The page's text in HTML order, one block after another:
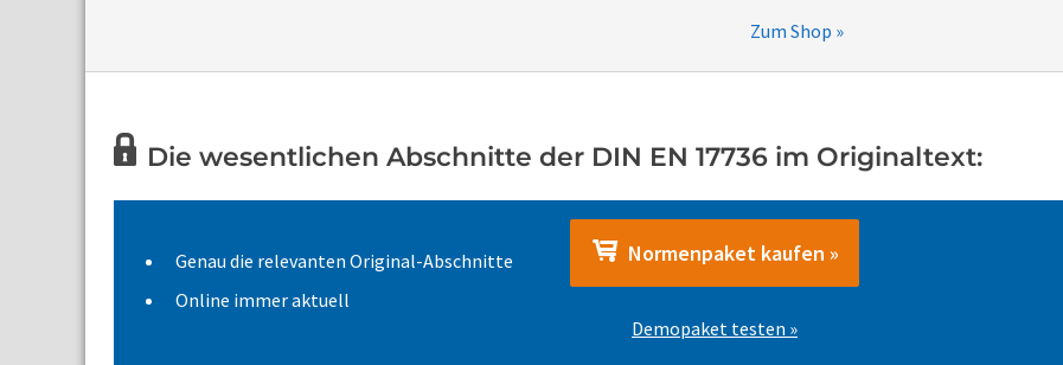
Zum Shop »
Die wesentlichen Abschnitte der DIN EN 17736 im Originaltext:
Genau die relevanten Original-Abschnitte
Online immer aktuell
Normenpaket kaufen »
Demopaket testen »